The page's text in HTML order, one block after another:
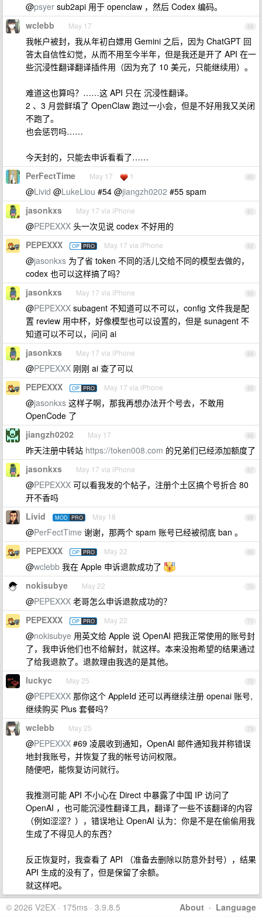
@psyer sub2api 用于 openclaw ，然后 Codex 编码。
59
wclebb May 17
我帐户被封，我从年初白嫖用 Gemini 之后，因为 ChatGPT 回
答太自信性幻觉，从而不用至今半年，但是我还是开了 API 在一
些沉浸性翻译翻译插件用（因为充了 10 美元，只能继续用）。
难道这也算吗？……这 API 只在 沉浸性翻译。
2 、3 月尝鲜填了 OpenClaw 跑过一小会，但是不好用我又关闭
不跑了。
也会惩罚吗……
今天封的，只能去申诉看看了……
60
PerFectTime May 17 1
@Livid @LukeLiou #54 @jiangzh0202 #55 spam
61
jasonkxs May 17 via iPhone
@PEPEXXX 头一次见说 codex 不好用的
62
PEPEXXX OP PRO May 17 via iPhone
@jasonkxs 为了省 token 不同的活儿交给不同的模型去做的，
codex 也可以这样搞了吗？
63
jasonkxs May 17 via iPhone
@PEPEXXX subagent 不知道可以不可以，config 文件我是配
置 review 用中杯，好像模型也可以设置的，但是 sunagent 不
知道可以不可以，问问 ai
64
jasonkxs May 17 via iPhone
@PEPEXXX 刚刚 ai 查了可以
65
PEPEXXX OP PRO May 17 via iPhone
@jasonkxs 这样子啊，那我再想办法开个号去，不敢用
OpenCode 了
66
jiangzh0202 May 17
昨天注册中转站 https://token008.com 的兄弟们已经添加额度了
67
jasonkxs May 17 via iPhone
@PEPEXXX 可以看我发的个帖子，注册个土区搞个号折合 80
开不香吗
68
Livid MOD PRO May 18
@PerFectTime 谢谢，那两个 spam 账号已经被彻底 ban 。
69
PEPEXXX OP PRO May 22
@wclebb 我在 Apple 申诉退款成功了
70
nokisubye May 22
@PEPEXXX 老哥怎么申诉退款成功的？
71
PEPEXXX OP PRO May 22
@nokisubye 用英文给 Apple 说 OpenAI 把我正常使用的账号封
了，我申诉他们也不给解封，就这样。本来没抱希望的结果通过
了给我退款了。退款理由我选的是其他。
72
luckyc May 25
@PEPEXXX 那你这个 AppleId 还可以再继续注册 openai 账号,
继续购买 Plus 套餐吗?
73
wclebb May 25
@PEPEXXX #69 凌晨收到通知，OpenAI 邮件通知我并称错误
地封我账号，并恢复了我的帐号访问权限。
随便吧，能恢复访问就行。
我推测可能 API 不小心在 Direct 中暴露了中国 IP 访问了
OpenAI ，也可能沉浸性翻译工具，翻译了一些不该翻译的内容
（例如涩涩？），错误地让 OpenAI 认为：你是不是在偷偷用我
生成了不得见人的东西？
反正恢复时，我查看了 API （准备去删除以防意外封号），结果
API 生成的没有了，但是保留了余额。
就这样吧。
About · Language
© 2026 V2EX · 175ms · 3.9.8.5